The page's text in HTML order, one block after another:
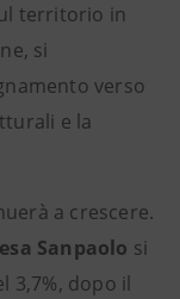
territorio in
si
verso
e la
a crescere.
Sanpaolo si
3,7%, dopo il